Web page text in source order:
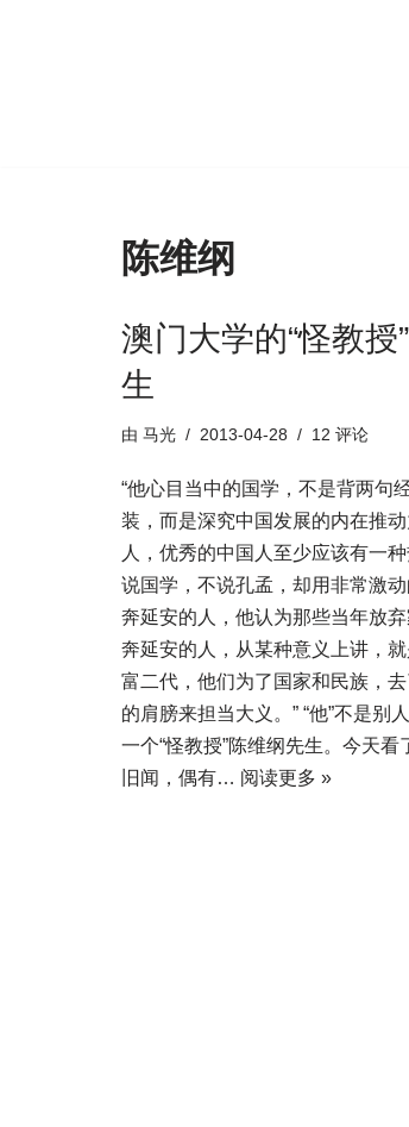
陈维纲
澳门大学的“怪教授
生
由 马光 2013-04-28 12 评论
“他心目当中的国学，不是背两句
装，而是深究中国发展的内在推
人，优秀的中国人至少应该有一种
说国学，不说孔孟，却用非常激
奔延安的人，他认为那些当年放
奔延安的人，从某种意义上讲，
富二代，他们为了国家和民族，
的肩膀来担当大义。” “他”不是别
一个“怪教授”陈维纲先生。今天
旧闻，偶有… 阅读更多 »